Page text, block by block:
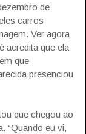
de
carros
Ver agora
acredita que ela
que
presenciou
que chegou ao
“Quando eu vi,